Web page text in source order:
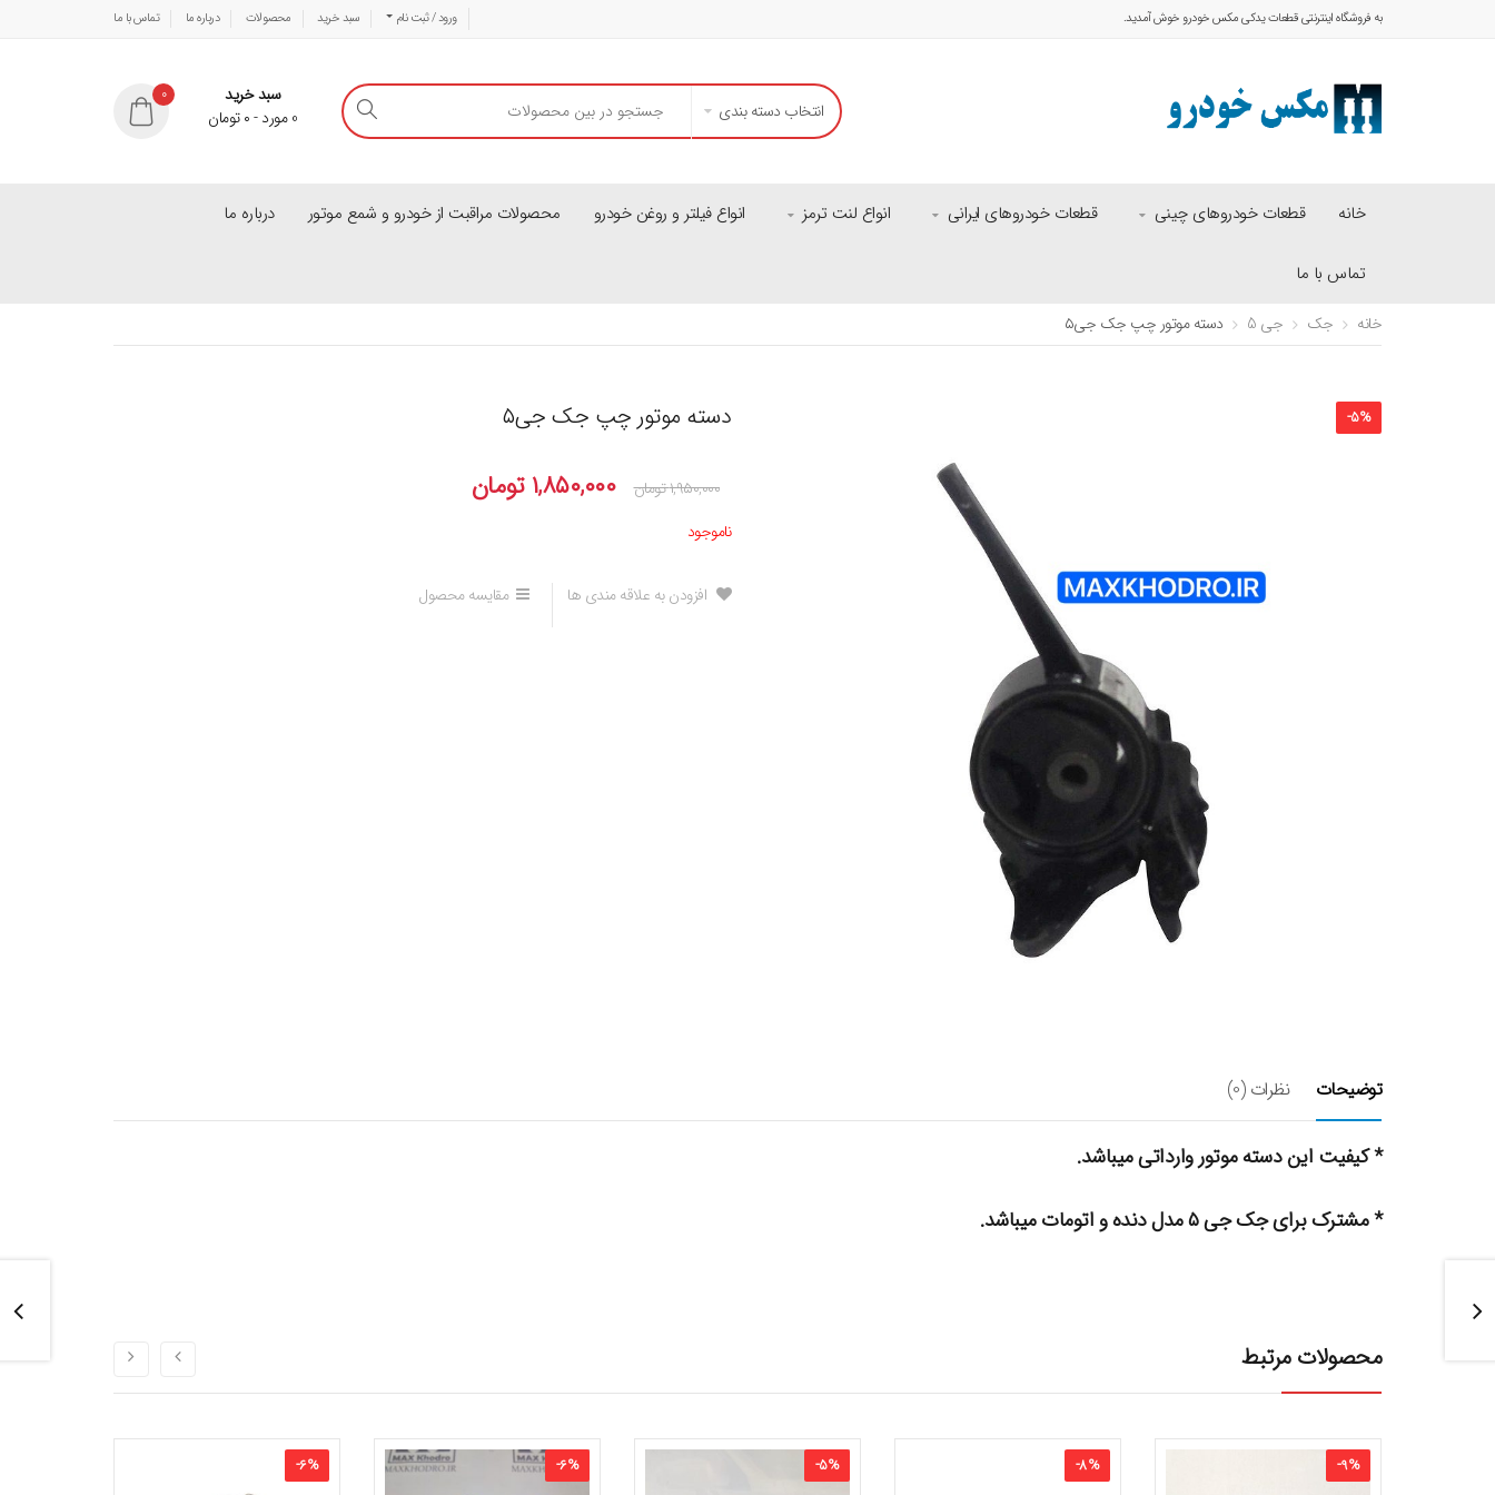
به فروشگاه اینترنتی قطعات یدکی مکس خودرو خوش آمدید. ورود / ثبت نام سبد خرید محصولات درباره ما تماس با ما
انتخاب دسته بندی
0
سبد خرید
0مورد-۰ تومان
خانه قطعات خودروهای چینی قطعات خودروهای ایرانی انواع لنت ترمز انواع فیلتر و روغن خودرو محصولات مراقبت از خودرو و شمع موتور درباره ما
تماس با ما
خانه جک جی 5 دسته موتور چپ جک جی۵
-5% دسته موتور چپ جک جی۵
۱,۹۵۰,۰۰۰تومان ۱,۸۵۰,۰۰۰ تومان
ناموجود
افزودن به علاقه مندی ها مقایسه محصول
توضیحات نظرات (0)
* کیفیت این دسته موتور وارداتی میباشد.
* مشترک برای جک جی ۵ مدل دنده و اتومات میباشد.
محصولات مرتبط
-9%
-8%
-5%
-6%
-6%